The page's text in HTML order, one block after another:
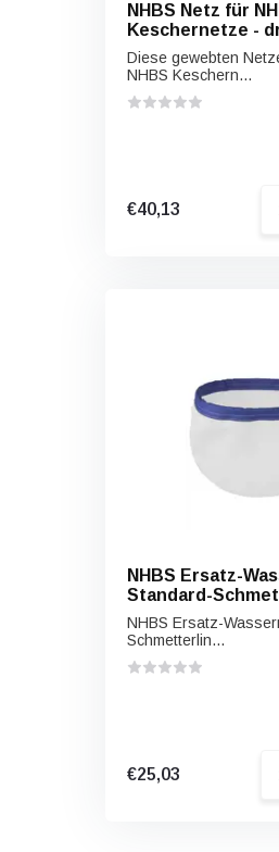
NHBS Netz für
Keschernetze -
und Rahmen
Diese gewebten
NHBS Keschern...
€40,13
NHBS Ersatz-
Standard-
NHBS Ersatz-
Schmetterlin...
€25,03